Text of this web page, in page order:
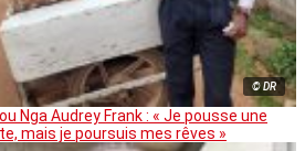
© DR
Nga Audrey Frank : « Je pousse une
mais je poursuis mes rêves »